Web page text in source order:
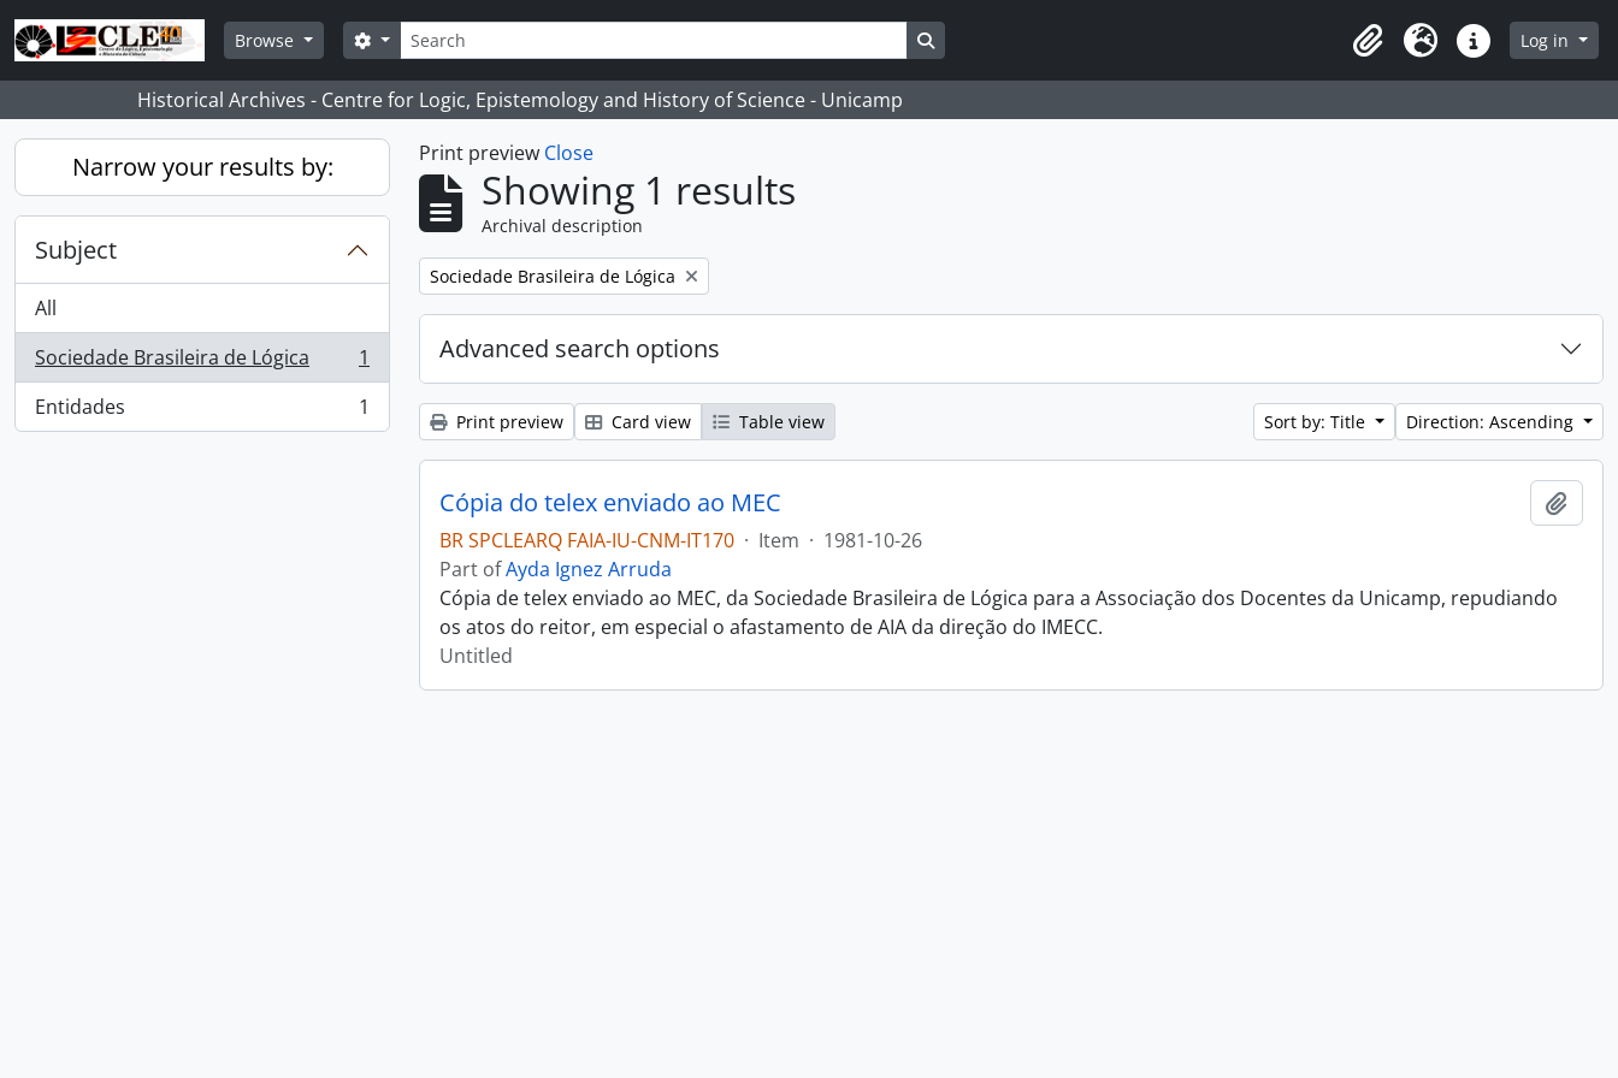
Skip to main content
Browse
Search
Search options
ClipboardLanguageQuick linksLog in
Historical Archives - Centre for Logic, Epistemology and History of Science - Unicamp
Narrow your results by:
Subject
All
Sociedade Brasileira de Lógica
, 1 results
1
Entidades
, 1 results 1
Print preview Close
Showing 1 results
Archival description
Remove filter:
Sociedade Brasileira de Lógica
Advanced search options
Print preview Card view Table view Sort by: Title Direction: Ascending
Cópia do telex enviado ao MEC
BR SPCLEARQ FAIA-IU-CNM-IT170 · Item · 1981-10-26
Part ofAyda Ignez Arruda
Cópia de telex enviado ao MEC, da Sociedade Brasileira de Lógica para a Associação dos Docentes da Unicamp, repudiando
os atos do reitor, em especial o afastamento de AIA da direção do IMECC.
Untitled